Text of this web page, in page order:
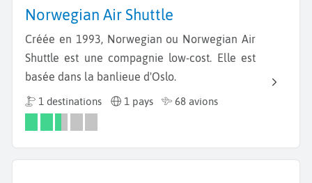
Norwegian Air Shuttle
Créée en 1993, Norwegian ou Norwegian Air
Shuttle est une compagnie low-cost. Elle est
basée dans la banlieue d'Oslo.
1 destinations 1 pays 68 avions